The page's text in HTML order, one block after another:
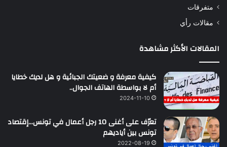
متفرقات
مقالات رأي
المقالات الأكثر مشاهدة
كيفية معرفة و ضعيتك الجبائية و هل لديك خطايا
أم لا بواسطة الهاتف الجوال..
2024-11-10
تعرّف على أغنى 10 رجل أعمال في تونس…إقتصاد
تونس بين أياديهم
2022-08-19